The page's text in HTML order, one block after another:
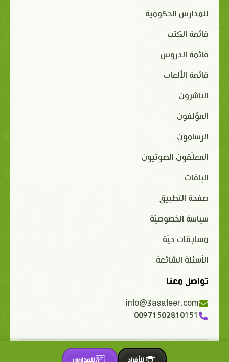
للمدارس الحكومية
قائمة الكتب
قائمة الدروس
قائمة الألعاب
الناشرون
المؤلفون
الرسامون
المعلّقون الصوتيون
الباقات
صفحة التطبيق
سياسة الخصوصيّة
مسابقات حيّة
الأسئلة الشائعة
تواصل معنا
info@3asafeer.com
00971502810151
حقوق الملكية الفكرية محفوظة 2015-2026 © 3asafeer.com
للأفراد
للمدارس